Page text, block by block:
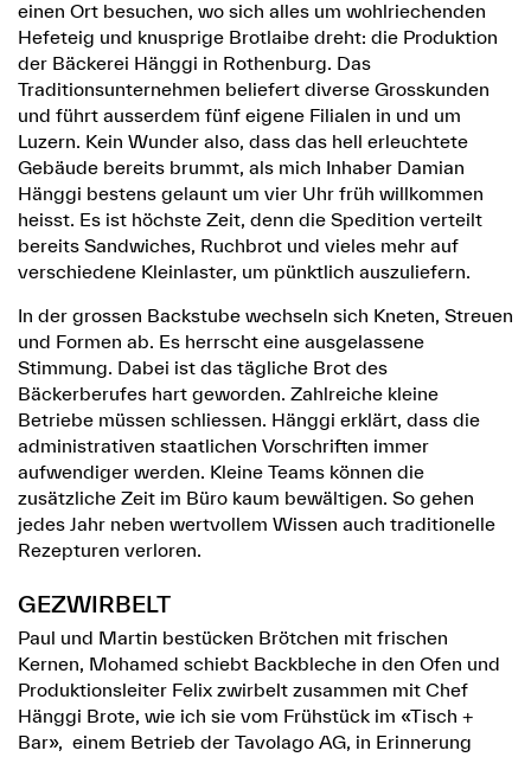
einen Ort besuchen, wo sich alles um wohlriechenden
Hefeteig und knusprige Brotlaibe dreht: die Produktion
der Bäckerei Hänggi in Rothenburg. Das
Traditionsunternehmen beliefert diverse Grosskunden
und führt ausserdem fünf eigene Filialen in und um
Luzern. Kein Wunder also, dass das hell erleuchtete
Gebäude bereits brummt, als mich Inhaber Damian
Hänggi bestens gelaunt um vier Uhr früh willkommen
heisst. Es ist höchste Zeit, denn die Spedition verteilt
bereits Sandwiches, Ruchbrot und vieles mehr auf
verschiedene Kleinlaster, um pünktlich auszuliefern.
In der grossen Backstube wechseln sich Kneten, Streuen
und Formen ab. Es herrscht eine ausgelassene
Stimmung. Dabei ist das tägliche Brot des
Bäckerberufes hart geworden. Zahlreiche kleine
Betriebe müssen schliessen. Hänggi erklärt, dass die
administrativen staatlichen Vorschriften immer
aufwendiger werden. Kleine Teams können die
zusätzliche Zeit im Büro kaum bewältigen. So gehen
jedes Jahr neben wertvollem Wissen auch traditionelle
Rezepturen verloren.
GEZWIRBELT
Paul und Martin bestücken Brötchen mit frischen
Kernen, Mohamed schiebt Backbleche in den Ofen und
Produktionsleiter Felix zwirbelt zusammen mit Chef
Hänggi Brote, wie ich sie vom Frühstück im «Tisch +
Bar», einem Betrieb der Tavolago AG, in Erinnerung